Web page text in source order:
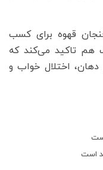
قهوه برای کسب
هم تاکید می‌کند که
اختلال خواب و
است